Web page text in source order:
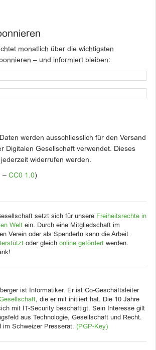
monatlich über die wichtigsten
– und informiert bleiben:
werden ausschliesslich für den Versand
Digitalen Gesellschaft verwendet. Dieses
widerrufen werden.
– CC0 1.0)
setzt sich für unsere Freiheitsrechte in
Welt ein. Durch eine Mitgliedschaft im
Verein oder als SpenderIn kann die Arbeit
oder gleich online gefördert werden.
ist Informatiker. Er ist Co-Geschäftsleiter
, die er mit initiiert hat. Die 10 Jahre
mit IT-Security beschäftigt. Sein Interesse gilt
aus Technologie, Gesellschaft und Recht.
im Schweizer Presserat. (PGP-Key)